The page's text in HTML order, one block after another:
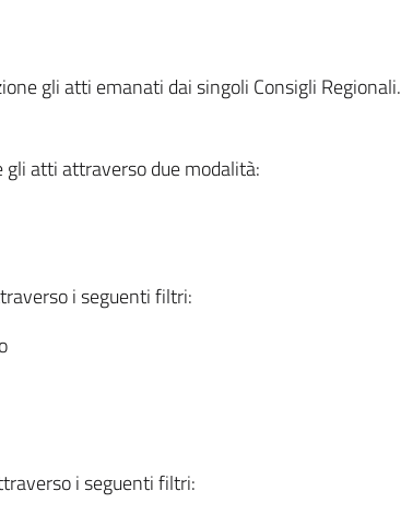
gli atti emanati dai singoli Consigli Regionali.
gli atti attraverso due modalità:
i seguenti filtri:
i seguenti filtri: